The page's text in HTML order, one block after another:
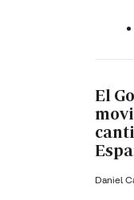
El
Daniel